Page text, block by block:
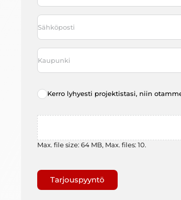
Sähköposti
Kaupunki
Radio
Kerro lyhyesti projektistasi, niin
File
Max. file size: 64 MB, Max. files: 10.